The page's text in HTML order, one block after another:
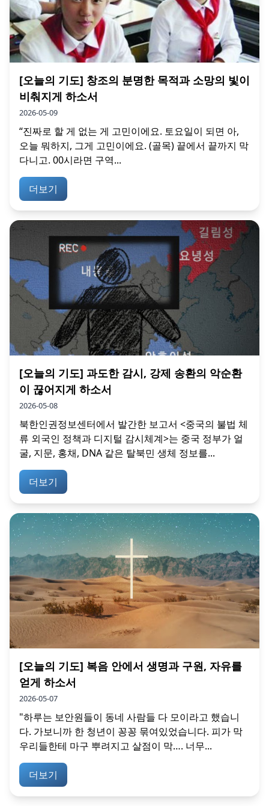
[오늘의 기도] 창조의 분명한 목적과 소망의 빛이
비춰지게 하소서
2026-05-09
“진짜로 할 게 없는 게 고민이에요. 토요일이 되면 아,
오늘 뭐하지, 그게 고민이에요. (골목) 끝에서 끝까지 막
다니고. 00시라면 구역...
더보기
[오늘의 기도] 과도한 감시, 강제 송환의 악순환
이 끊어지게 하소서
2026-05-08
북한인권정보센터에서 발간한 보고서 <중국의 불법 체
류 외국인 정책과 디지털 감시체계>는 중국 정부가 얼
굴, 지문, 홍채, DNA 같은 탈북민 생체 정보를...
더보기
[오늘의 기도] 복음 안에서 생명과 구원, 자유를
얻게 하소서
2026-05-07
"하루는 보안원들이 동네 사람들 다 모이라고 했습니
다. 가보니까 한 청년이 꽁꽁 묶여있었습니다. 피가 막
우리들한테 마구 뿌려지고 살점이 막…. 너무...
더보기